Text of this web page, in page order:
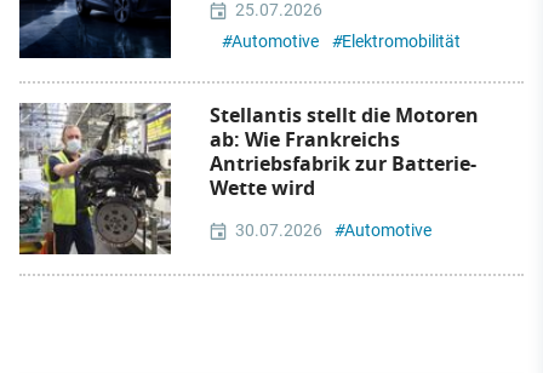
25.07.2026
#Automotive #Elektromobilität
Stellantis stellt die Motoren
ab: Wie Frankreichs
Antriebsfabrik zur Batterie-
Wette wird
30.07.2026 #Automotive